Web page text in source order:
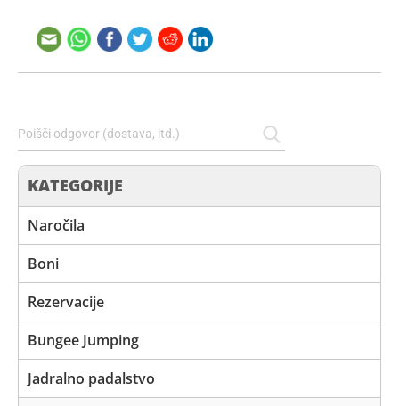
KATEGORIJE
Naročila
Boni
Rezervacije
Bungee Jumping
Jadralno padalstvo